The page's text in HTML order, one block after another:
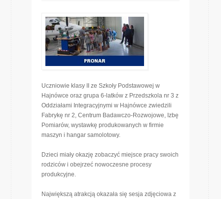
Uczniowie klasy II ze Szkoły Podstawowej w
Hajnówce oraz grupa 6-latków z Przedszkola nr 3 z
Oddziałami Integracyjnymi w Hajnówce zwiedzili
Fabrykę nr 2, Centrum Badawczo-Rozwojowe, Izbę
Pomiarów, wystawkę produkowanych w firmie
maszyn i hangar samolotowy.
Dzieci miały okazję zobaczyć miejsce pracy swoich
rodziców i obejrzeć nowoczesne procesy
produkcyjne.
Największą atrakcją okazała się sesja zdjęciowa z